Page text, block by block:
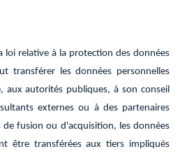
loi relative à la protection des données
transférer les données personnelles
aux autorités publiques, à son conseil
externes ou à des partenaires
de fusion ou d'acquisition, les données
être transférées aux tiers impliqués